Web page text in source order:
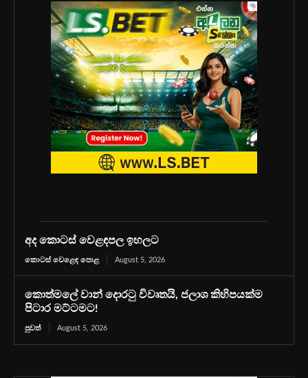
අද කොටස් වෙළඳපල ඉහලට
කොටස් වෙළෙඳ පොළ August 5, 2026
කොත්මලේ වාන් දොරටු විවෘතයි, ජලාශ කිහිපයක්ම
පිටාර මට්ටමට!
පුවත් August 5, 2026